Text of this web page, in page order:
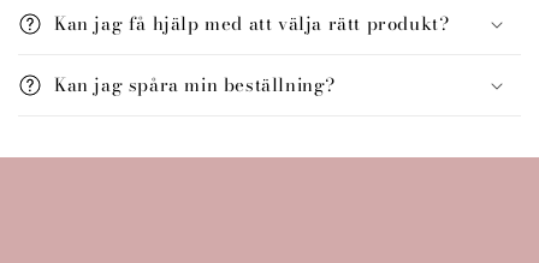
l
s
Kan jag få hjälp med att välja rätt produkt?
Kan jag spåra min beställning?